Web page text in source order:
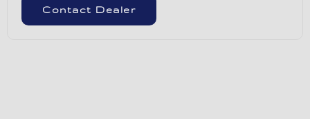
Contact Dealer